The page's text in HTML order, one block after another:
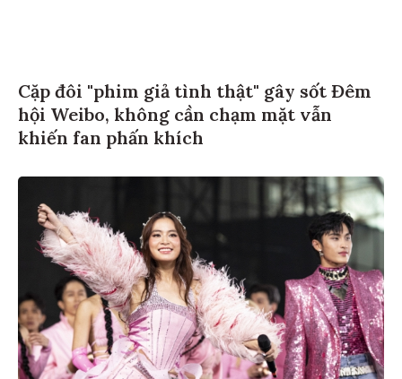
Cặp đôi "phim giả tình thật" gây sốt Đêm
hội Weibo, không cần chạm mặt vẫn
khiến fan phấn khích